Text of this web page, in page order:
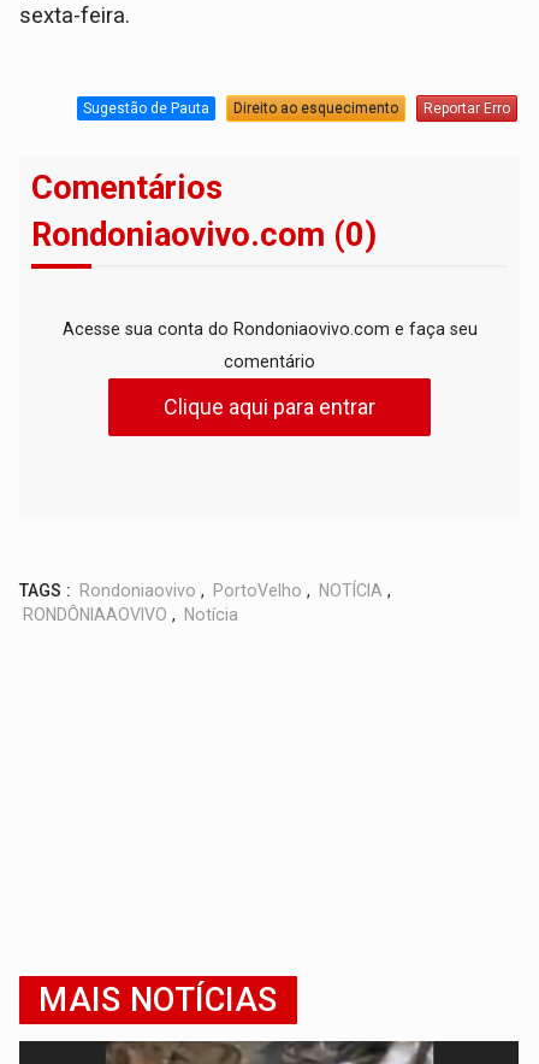
sexta-feira.
Sugestão de Pauta Direito ao esquecimento Reportar Erro
Comentários
Rondoniaovivo.com (0)
Acesse sua conta do Rondoniaovivo.com e faça seu
comentário
Clique aqui para entrar
TAGS : Rondoniaovivo , PortoVelho , NOTÍCIA ,
RONDÔNIAAOVIVO , Notícia
MAIS NOTÍCIAS